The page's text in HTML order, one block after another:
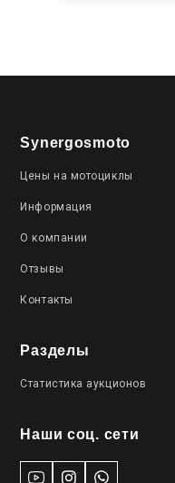
Synergosmoto
Цены на мотоциклы
Информация
О компании
Отзывы
Контакты
Разделы
Статистика аукционов
Наши соц. сети